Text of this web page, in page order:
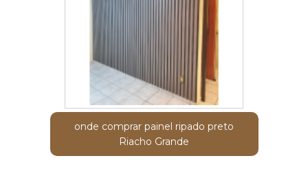
onde comprar painel ripado preto
Riacho Grande